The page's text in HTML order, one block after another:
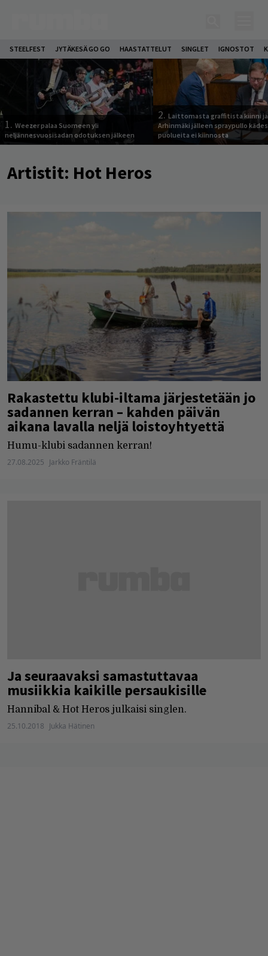
STEELFEST JYTÄKESÄ GO GO HAASTATTELUT SINGLET IGNOSTOT
1. Weezer palaa Suomeen yli
neljännesvuosisadan odotuksen jälkeen
2. Laittomasta graffitista kiinni
Arhinmäki jälleen spraypullo
puolueita ei kiinnosta
Artistit: Hot Heros
Rakastettu klubi-iltama järjestetään jo
sadannen kerran – kahden päivän
aikana lavalla neljä loistoyhtyettä
Humu-klubi sadannen kerran!
27.08.2025 Jarkko Fräntilä
Ja seuraavaksi samastuttavaa
musiikkia kaikille persaukisille
Hannibal & Hot Heros julkaisi singlen.
25.10.2018 Jukka Hätinen